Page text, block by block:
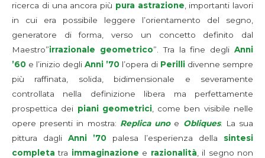
ricerca di una ancora più pura astrazione, importanti lavori
in cui era possibile leggere l’orientamento del segno,
generatore di forma, verso un concetto definito dal
Maestro”irrazionale geometrico”. Tra la fine degliAnni
’60 e l’inizio degli Anni ’70 l’opera di Perilli divenne sempre
più raffinata, solida, bidimensionale e severamente
controllata nella definizione libera ma perfettamente
prospettica dei piani geometrici, come ben visibile nelle
opere presenti in mostra: Replica unoe Obliques. La sua
pittura dagli Anni ’70 palesa l’esperienza della sintesi
completa tra immaginazione e razionalità, il segno non